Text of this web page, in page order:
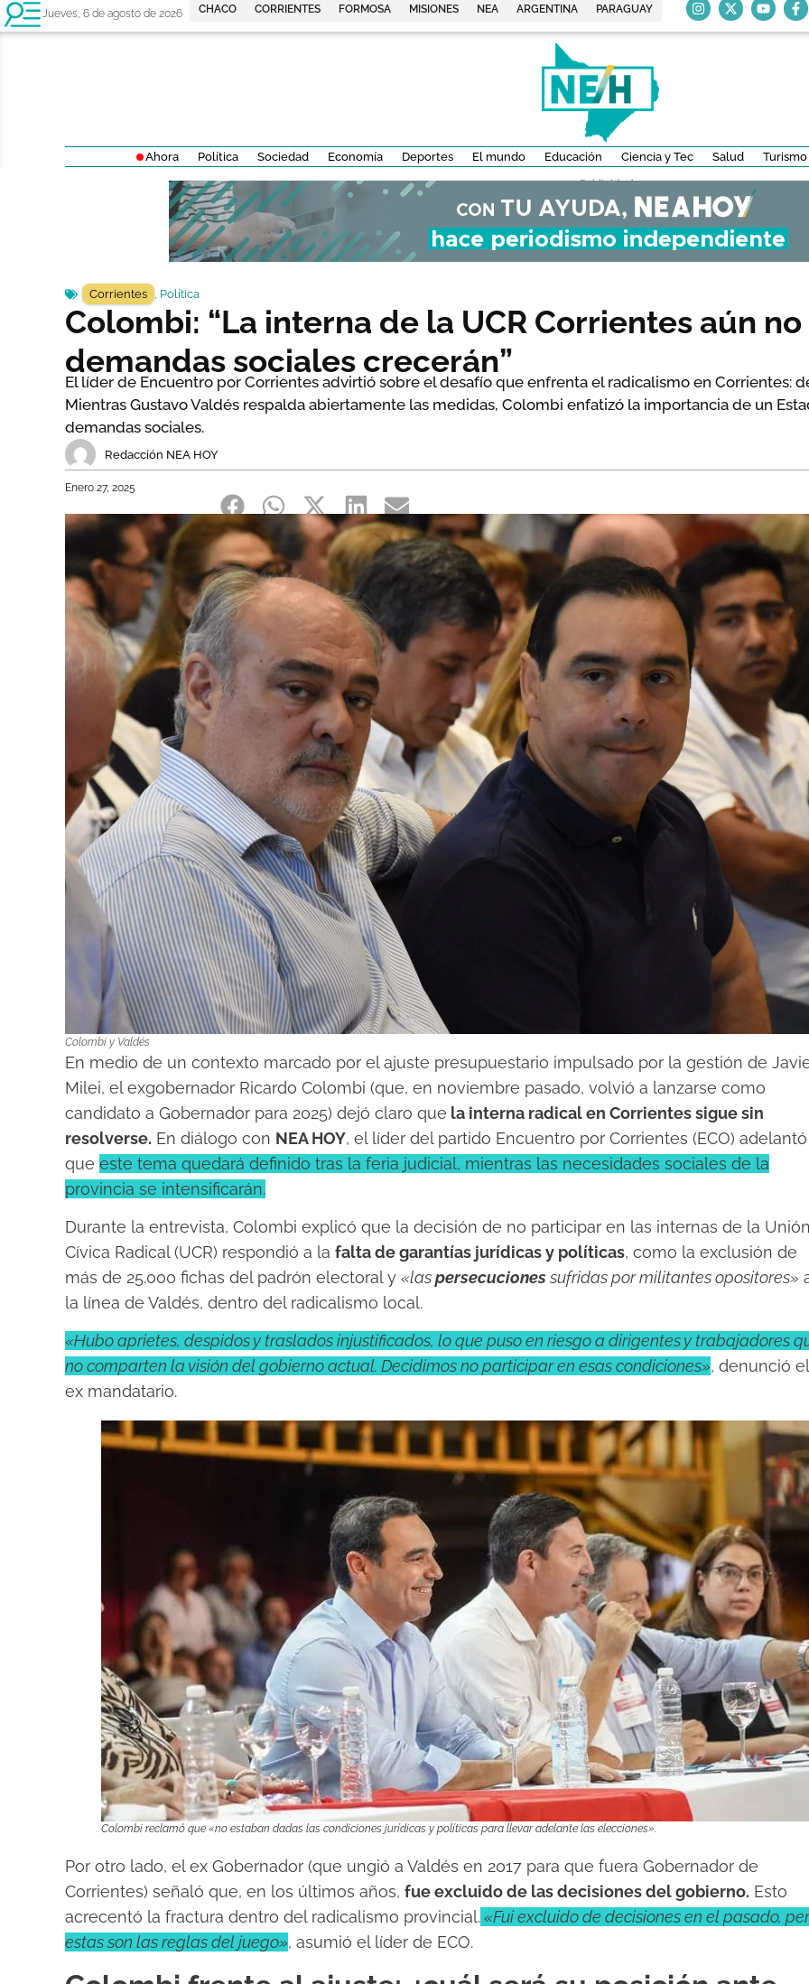
Jueves, 6 de agosto de 2026 CHACO CORRIENTES FORMOSA MISIONES NEA ARGENTINA PARAGUAY
Ahora Política Sociedad Economía Deportes El mundo Educación Ciencia y Tec Salud Turismo
- Publicidad -
Corrientes , Política
Colombi: “La interna de la UCR Corrientes aún
demandas sociales crecerán”
El líder de Encuentro por Corrientes advirtió sobre el desafío que enfrenta el radicalismo en Corrientes:
Mientras Gustavo Valdés respalda abiertamente las medidas, Colombi enfatizó la importancia de un
demandas sociales.
Redacción NEA HOY
Enero 27, 2025
Colombi y Valdés
En medio de un contexto marcado por el ajuste presupuestario impulsado por la gestión de
Milei, el exgobernador Ricardo Colombi (que, en noviembre pasado, volvió a lanzarse como
candidato a Gobernador para 2025) dejó claro que la interna radical en Corrientes sigue sin
resolverse. En diálogo con NEA HOY, el líder del partido Encuentro por Corrientes (ECO) adelantó
que este tema quedará definido tras la feria judicial, mientras las necesidades sociales de la
provincia se intensificarán.
Durante la entrevista, Colombi explicó que la decisión de no participar en las internas de la
Cívica Radical (UCR) respondió a la falta de garantías jurídicas y políticas, como la exclusión de
más de 25.000 fichas del padrón electoral y «laspersecucionessufridas por militantes opositores»
la línea de Valdés, dentro del radicalismo local.
«Hubo aprietes, despidos y traslados injustificados, lo que puso en riesgo a dirigentes y trabajadores
no comparten la visión del gobierno actual. Decidimos no participar en esas condiciones», denunció el
ex mandatario.
Colombi reclamó que «no estaban dadas las condiciones jurídicas y políticas para llevar adelante las elecciones».
Por otro lado, el ex Gobernador (que ungió a Valdés en 2017 para que fuera Gobernador de
Corrientes) señaló que, en los últimos años, fue excluido de las decisiones del gobierno. Esto
acrecentó la fractura dentro del radicalismo provincial.«Fui excluido de decisiones en el pasado,
estas son las reglas del juego», asumió el líder de ECO.